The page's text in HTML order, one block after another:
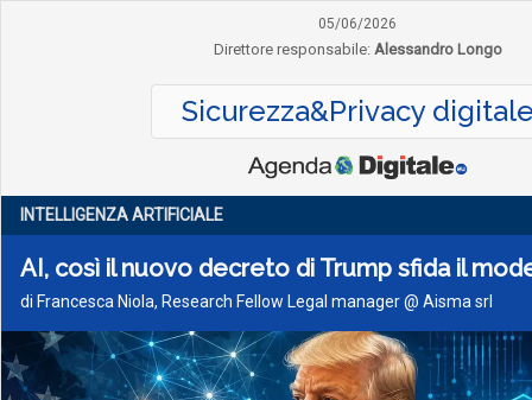
05/06/2026
Direttore responsabile: Alessandro Longo
Sicurezza&Privacy
INTELLIGENZA ARTIFICIALE
AI, così il nuovo decreto di Trump sfida il
di Francesca Niola, Research Fellow Legal manager @ Aisma srl